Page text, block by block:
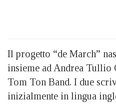
Il progetto “de March”
insieme ad Andrea Tullio
Tom Ton Band. I due
inizialmente in lingua